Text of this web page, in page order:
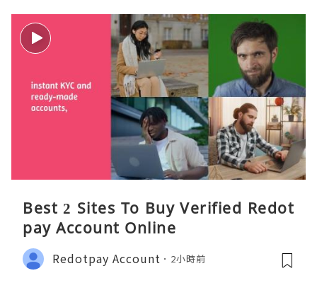
Best 2 Sites To Buy Verified Redot
pay Account Online
Redotpay Account 2小時前